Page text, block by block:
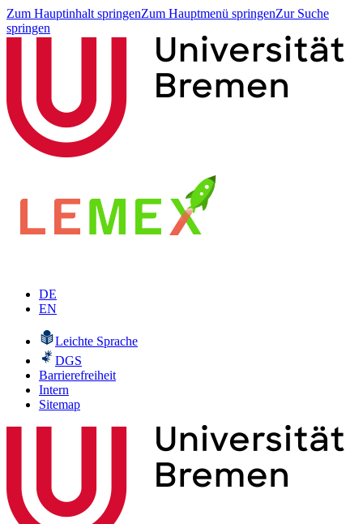
Zum Hauptinhalt springenZum Hauptmenü springenZur Suche
springen
DE
EN
Leichte Sprache
DGS
Barrierefreiheit
Intern
Sitemap